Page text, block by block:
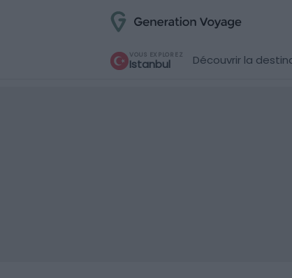
VOUS EXPLOREZ
Istanbul Découvrir la